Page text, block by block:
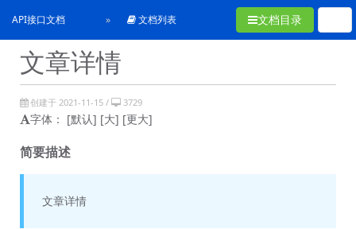
API接口文档 文档列表 文档目录
文章详情
创建于 2021-11-15 / 3729
字体： [默认] [大] [更大]
简要描述
文章详情